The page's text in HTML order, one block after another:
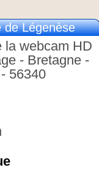
de Légenèse
la webcam HD
- Bretagne -
56340